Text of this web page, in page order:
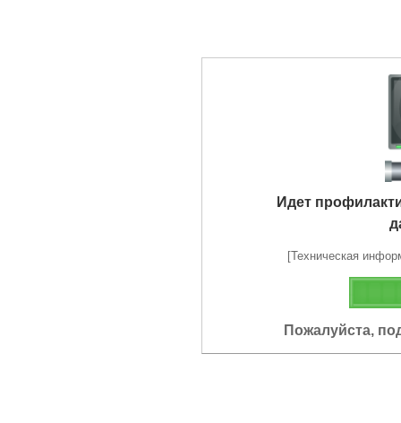
Идет
[Техническая
Пожалуйста,